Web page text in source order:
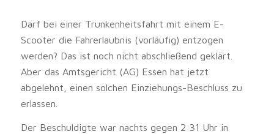
Darf bei einer Trunkenheitsfahrt mit einem E-
Scooter die Fahrerlaubnis (vorläufig) entzogen
werden? Das ist noch nicht abschließend geklärt.
Aber das Amtsgericht (AG) Essen hat jetzt
abgelehnt, einen solchen Einziehungs-Beschluss zu
erlassen.
Der Beschuldigte war nachts gegen 2:31 Uhr in